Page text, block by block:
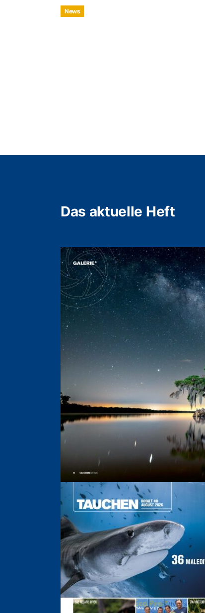
News
Das aktuelle Heft